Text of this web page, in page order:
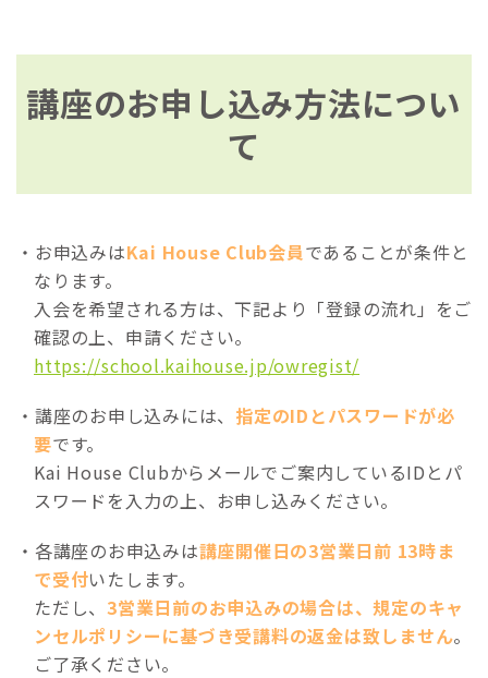
講座のお申し込み方法につい
て
お申込みはKai House Club会員であることが条件と
なります。
入会を希望される方は、下記より「登録の流れ」をご
確認の上、申請ください。
https://school.kaihouse.jp/owregist/
講座のお申し込みには、 指定のIDとパスワードが必
要です。
Kai House Clubからメールでご案内しているIDとパ
スワードを入力の上、お申し込みください。
各講座のお申込みは講座開催日の3営業日前 13時ま
で受付いたします。
ただし、 3営業日前のお申込みの場合は、規定のキャ
ンセルポリシーに基づき受講料の返金は致しません。
ご了承ください。